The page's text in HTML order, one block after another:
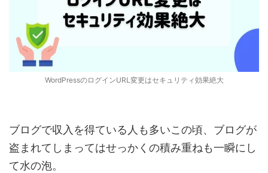
WordPressのログインURL変更はセキュリティ効果絶大
ブログで収入を得ている人も多いこの頃、ブログが
盗まれてしまってはせっかくの積み重ねも一瞬にし
て水の泡。